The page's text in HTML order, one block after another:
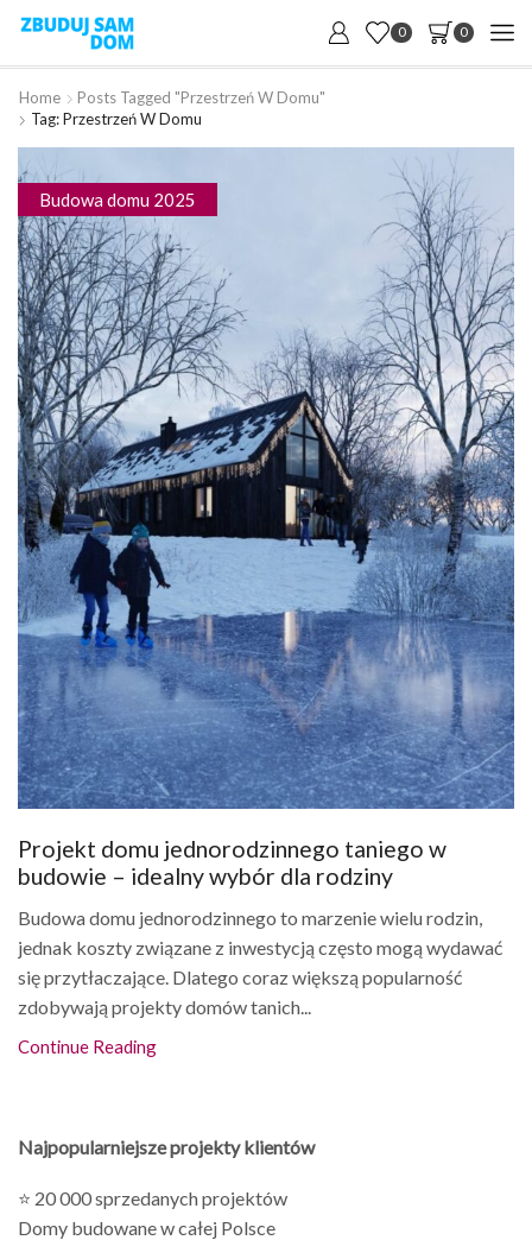
0 0
Home
Posts Tagged "przestrzeń W Domu"
Tag: Przestrzeń W Domu
Budowa domu 2025
Projekt domu jednorodzinnego taniego w
budowie – idealny wybór dla rodziny
Budowa domu jednorodzinnego to marzenie wielu rodzin,
jednak koszty związane z inwestycją często mogą wydawać
się przytłaczające. Dlatego coraz większą popularność
zdobywają projekty domów tanich...
Continue Reading
Najpopularniejsze projekty klientów
⭐ 20 000 sprzedanych projektów
Domy budowane w całej Polsce